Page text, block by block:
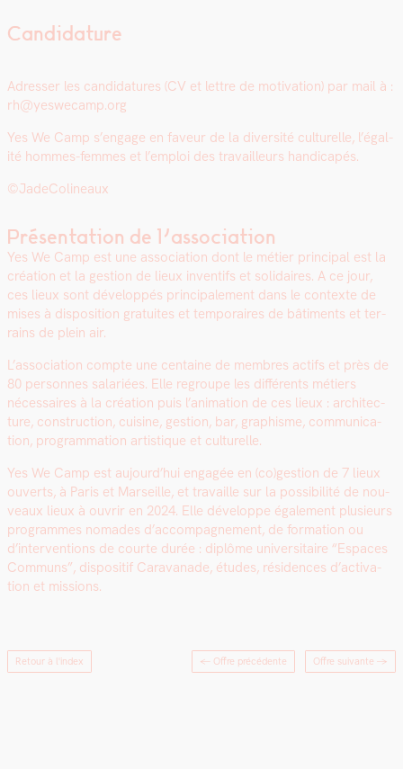
Candidature
Adress­er les can­di­da­tures (CV et let­tre de moti­va­tion) par mail à :
rh@yeswecamp.org
Yes We Camp s’en­gage en faveur de la diver­sité cul­turelle, l’é­gal­
ité hommes-femmes et l’emploi des tra­vailleurs hand­i­capés.
©JadeCo­l­in­eaux
Présentation de l’association
Yes We Camp est une asso­ci­a­tion dont le méti­er prin­ci­pal est la
créa­tion et la ges­tion de lieux inven­tifs et sol­idaires. A ce jour,
ces lieux sont dévelop­pés prin­ci­pale­ment dans le con­texte de
mis­es à dis­po­si­tion gra­tu­ites et tem­po­raires de bâti­ments et ter­
rains de plein air.
L’association compte une cen­taine de mem­bres act­ifs et près de
80 per­son­nes salariées. Elle regroupe les dif­férents métiers
néces­saires à la créa­tion puis l’animation de ces lieux : archi­tec­
ture, con­struc­tion, cui­sine, ges­tion, bar, graphisme, com­mu­ni­ca­
tion, pro­gram­ma­tion artis­tique et cul­turelle.
Yes We Camp est aujour­d’hui engagée en (co)gestion de 7 lieux
ouverts, à Paris et Mar­seille, et tra­vaille sur la pos­si­bil­ité de nou­
veaux lieux à ouvrir en 2024. Elle développe égale­ment plusieurs
pro­grammes nomades d’accompagnement, de for­ma­tion ou
d’interventions de courte durée : diplôme uni­ver­si­taire “Espaces
Com­muns”, dis­posi­tif Car­a­vanade, études, rési­dences d’ac­ti­va­
tion et mis­sions.
Retour à l'index ← Offre précédente Offre suivante →